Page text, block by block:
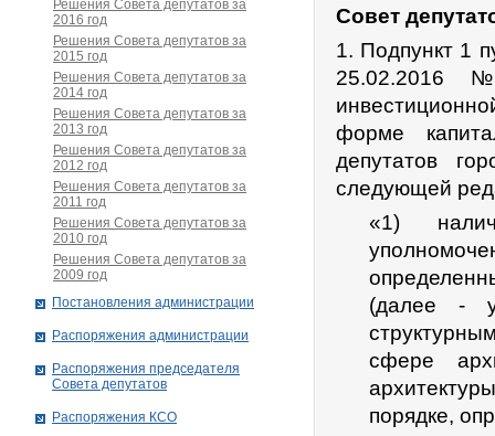
Совет
1. Подпункт 1
25.02.2016
форме
депутатов
следующей
«1)
(далее -
сфере
порядке,
Решения Совета депутатов за
2016 год
Решения Совета депутатов за
2015 год
Решения Совета депутатов за
2014 год
Решения Совета депутатов за
2013 год
Решения Совета депутатов за
2012 год
Решения Совета депутатов за
2011 год
Решения Совета депутатов за
2010 год
Решения Совета депутатов за
2009 год
Постановления администрации
Распоряжения администрации
Распоряжения председателя
Совета депутатов
Распоряжения КСО